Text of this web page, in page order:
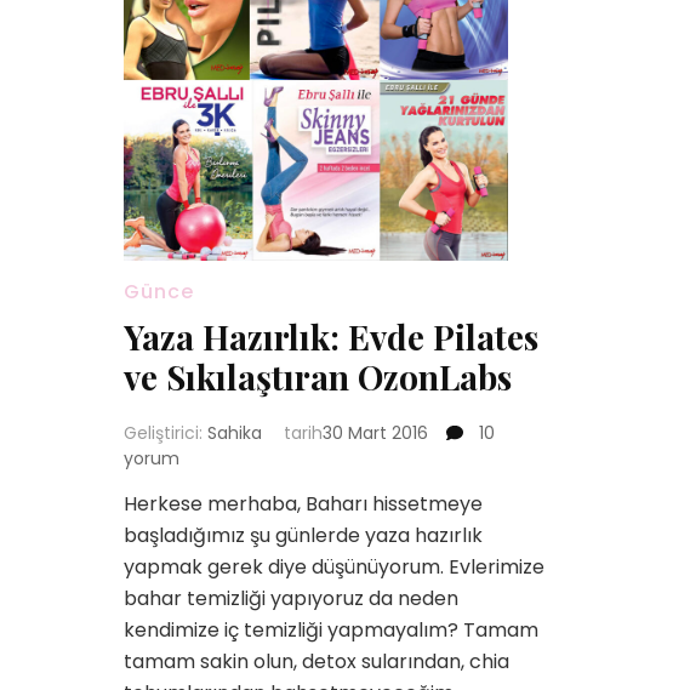
Günce
Yaza Hazırlık: Evde Pilates
ve Sıkılaştıran OzonLabs
Geliştirici: Sahika tarih30 Mart 2016
Yaza
Pilates
ve
Sıkılaştıran
10
yorum
Herkese merhaba, Baharı hissetmeye
başladığımız şu günlerde yaza hazırlık
yapmak gerek diye düşünüyorum. Evlerimize
bahar temizliği yapıyoruz da neden
kendimize iç temizliği yapmayalım? Tamam
tamam sakin olun, detox sularından, chia